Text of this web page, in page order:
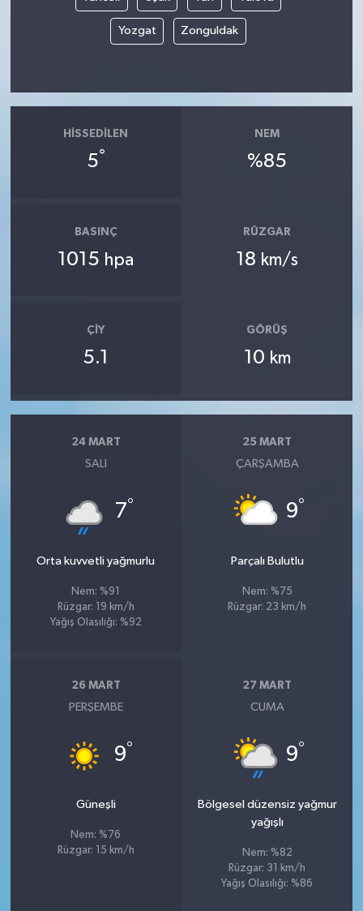
Yozgat Zonguldak
HISSEDILEN
5°
NEM
%85
BASINÇ
1015 hpa
RÜZGAR
18 km/s
ÇIY
5.1
GÖRÜŞ
10 km
24 MART
SALI
7°
Orta kuvvetli yağmurlu
Nem: %91
Rüzgar: 19 km/h
Yağış Olasılığı: %92
25 MART
ÇARŞAMBA
9°
Parçalı Bulutlu
Nem: %75
Rüzgar: 23 km/h
26 MART
PERŞEMBE
9°
Güneşli
Nem: %76
Rüzgar: 15 km/h
27 MART
CUMA
9°
Bölgesel düzensiz yağmur
yağışlı
Nem: %82
Rüzgar: 31 km/h
Yağış Olasılığı: %86